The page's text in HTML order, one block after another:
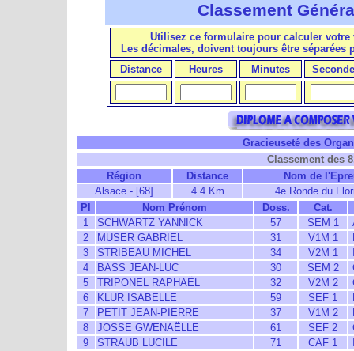
Classement
Utilisez ce formulaire pour calculer votre
Les décimales, doivent toujours être séparées
Distance
Heures Minutes
Gracieuseté des
Classement des
Région
Distance
Nom de
Alsace - [68]
4.4 Km
4e Ronde du
Pl
Nom Prénom Doss.
Cat.
1
SCHWARTZ YANNICK 57 SEM 1
2
MUSER GABRIEL 31 V1M 1
3
STRIBEAU MICHEL 34 V2M 1
4
BASS JEAN-LUC 30 SEM 2
5
TRIPONEL RAPHAËL 32 V2M 2
6
KLUR ISABELLE 59 SEF 1
7
PETIT JEAN-PIERRE 37 V1M 2
8
JOSSE GWENAËLLE 61 SEF 2
9
STRAUB LUCILE 71 CAF 1